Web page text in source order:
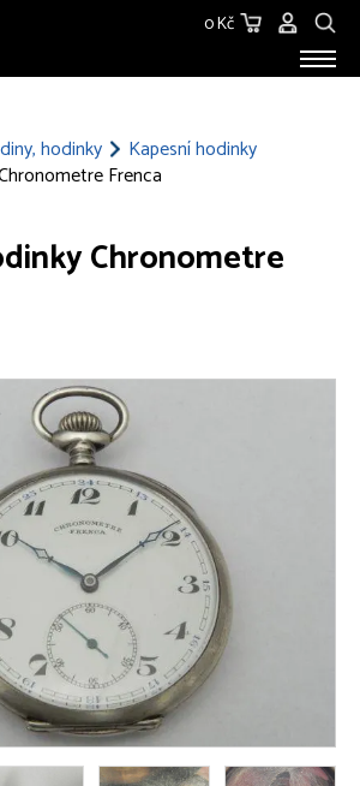
0 Kč
hodinky
Kapesní hodinky
Frenca
Chronometre